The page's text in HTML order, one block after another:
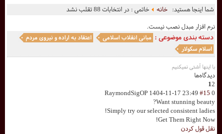
شما اینجا هستید:خانه
خاتمی : در انتخابات 88 تقلب نشد
نرم افزار مبدل نصب نیست.
دسته بندی موضوعی : مبانی انقلاب اسلامی
اعتقاد به اراده و نیروی مردم
اسلام سکولار
با اینها آشتی نمیکنیم
دیدگاه‌ها
12
0
#15
RaymondSigOP 1404-11-17 23:49
Want stunning beauty?
Simply try our selected consistent ladies!
Get Them Right Now!
نقل قول کردن